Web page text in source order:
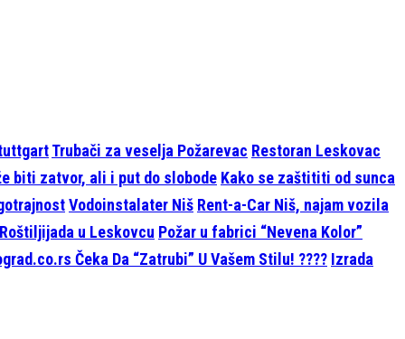
Trubači za veselja Požarevac Restoran Leskovac
biti zatvor, ali i put do slobode Kako se zaštititi od sunca
Vodoinstalater Niš Rent-a-Car Niš, najam vozila
u Leskovcu Požar u fabrici “Nevena Kolor”
Čeka Da “Zatrubi” U Vašem Stilu! ???? Izrada